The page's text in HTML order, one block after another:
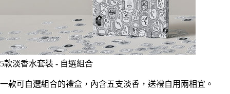
5款淡香水套裝 - 自選組合
一款可自選組合的禮盒，內含五支淡香，送禮自用兩相宜。